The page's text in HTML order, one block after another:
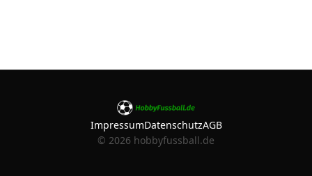
ImpressumDatenschutzAGB
© 2026 hobbyfussball.de